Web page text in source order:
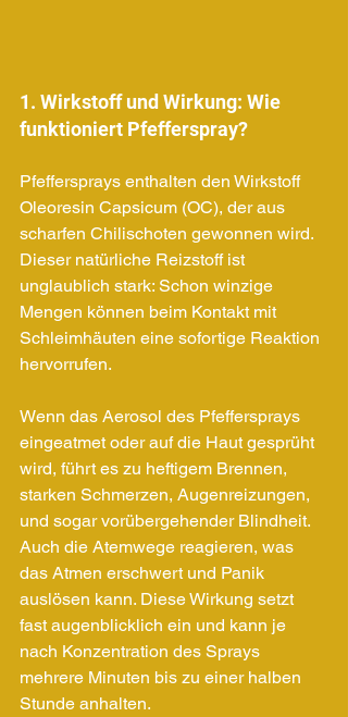
1. Wirkstoff und Wirkung: Wie
funktioniert Pfefferspray?
Pfeffersprays enthalten den Wirkstoff
Oleoresin Capsicum (OC), der aus
scharfen Chilischoten gewonnen wird.
Dieser natürliche Reizstoff ist
unglaublich stark: Schon winzige
Mengen können beim Kontakt mit
Schleimhäuten eine sofortige Reaktion
hervorrufen.
Wenn das Aerosol des Pfeffersprays
eingeatmet oder auf die Haut gesprüht
wird, führt es zu heftigem Brennen,
starken Schmerzen, Augenreizungen,
und sogar vorübergehender Blindheit.
Auch die Atemwege reagieren, was
das Atmen erschwert und Panik
auslösen kann. Diese Wirkung setzt
fast augenblicklich ein und kann je
nach Konzentration des Sprays
mehrere Minuten bis zu einer halben
Stunde anhalten.